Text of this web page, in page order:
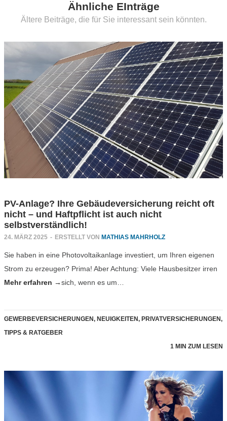
Ähnliche EInträge
Ältere Beiträge, die für Sie interessant sein könnten.
PV-Anlage? Ihre Gebäudeversicherung reicht oft
nicht – und Haftpflicht ist auch nicht
selbstverständlich!
24. MÄRZ 2025 - ERSTELLT VON MATHIAS MAHRHOLZ
Sie haben in eine Photovoltaikanlage investiert, um Ihren eigenen
Strom zu erzeugen? Prima! Aber Achtung: Viele Hausbesitzer irren
sich, wenn es um…
Mehr erfahren →
GEWERBEVERSICHERUNGEN, NEUIGKEITEN, PRIVATVERSICHERUNGEN,
TIPPS & RATGEBER
1 MIN ZUM LESEN